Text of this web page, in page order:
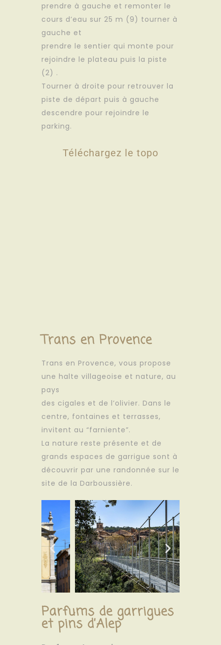
prendre à gauche et remonter le
cours d’eau sur 25 m (9) tourner à
gauche et
prendre le sentier qui monte pour
rejoindre le plateau puis la piste
(2) .
Tourner à droite pour retrouver la
piste de départ puis à gauche
descendre pour rejoindre le
parking.
Téléchargez le topo
Trans en Provence
Trans en Provence, vous propose
une halte villageoise et nature, au
pays
des cigales et de l’olivier. Dans le
centre, fontaines et terrasses,
invitent au “farniente”.
La nature reste présente et de
grands espaces de garrigue sont à
découvrir par une randonnée sur le
site de la Darboussière.
Parfums de garrigues
et pins d’Alep